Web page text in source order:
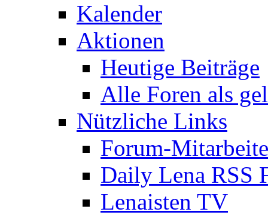
Kalender
Aktionen
Heutige Beiträge
Alle Foren als
Nützliche Links
Forum-
Daily Lena RSS
Lenaisten TV